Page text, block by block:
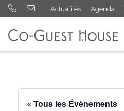
Actualités Agenda
« Tous les Évènements